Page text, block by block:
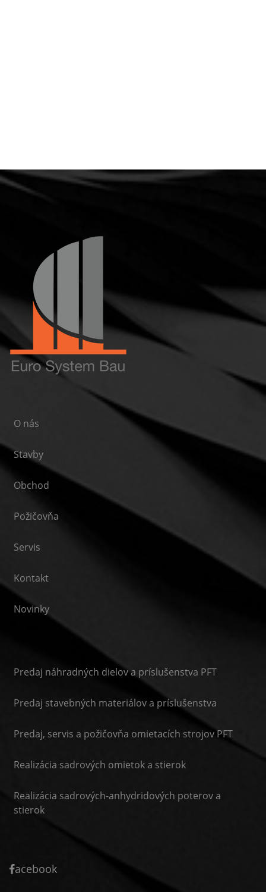
O nás
Stavby
Obchod
Požičovňa
Servis
Kontakt
Novinky
Predaj náhradných dielov a príslušenstva PFT
Predaj stavebných materiálov a príslušenstva
Predaj, servis a požičovňa omietacích strojov PFT
Realizácia sadrových omietok a stierok
Realizácia sadrových-anhydridových poterov a
stierok
acebook